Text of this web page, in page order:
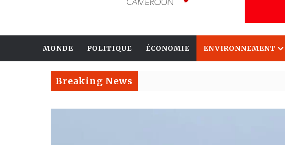
MONDE POLITIQUE ÉCONOMIE ENVIRONNEMENT
Breaking News